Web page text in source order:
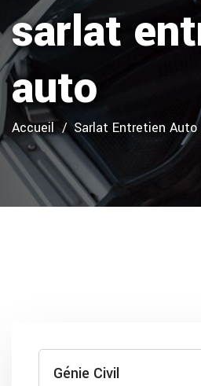
sarlat
auto
Accueil Sarlat Entretien Auto
Génie Civil